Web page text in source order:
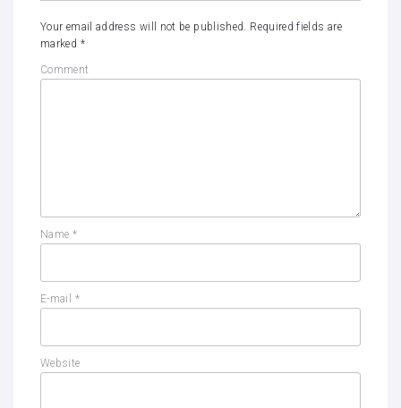
Your email address will not be published. Required fields are
marked *
Comment
Name *
E-mail *
Website